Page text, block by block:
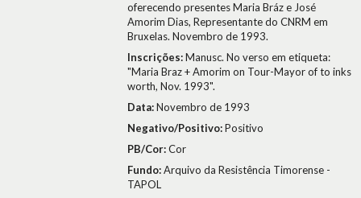
oferecendo presentes Maria Bráz e José
Amorim Dias, Representante do CNRM em
Bruxelas. Novembro de 1993.
Inscrições:Manusc. No verso em etiqueta:
"Maria Braz + Amorim on Tour-Mayor of to inks
worth, Nov. 1993".
Data:Novembro de 1993
Negativo/Positivo:Positivo
PB/Cor:Cor
Fundo:Arquivo da Resistência Timorense -
TAPOL